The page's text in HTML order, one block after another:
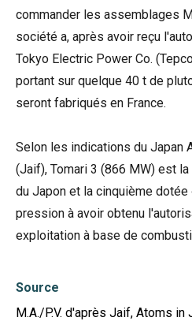
commander les assemblages
société a, après avoir reçu
Tokyo Electric Power Co.
portant sur quelque 40 t de
seront fabriqués en France.
Selon les indications du Japan
(Jaif), Tomari 3 (866 MW) est
du Japon et la cinquième dotée
pression à avoir obtenu
exploitation à base de
Source
M.A./P.V. d'après Jaif, Atoms in